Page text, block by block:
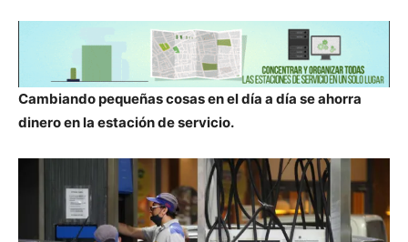
Cambiando pequeñas cosas en el día a día se ahorra
dinero en la estación de servicio.